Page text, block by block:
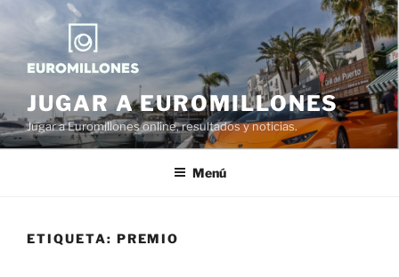
contenido
JUGAR A EUROMILLONES
Jugar a Euromillones online, resultados y noticias.
Menú
ETIQUETA: PREMIO